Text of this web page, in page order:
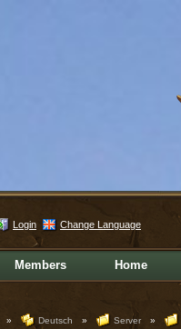
Login Change Language
Members Home
» Deutsch » Server »